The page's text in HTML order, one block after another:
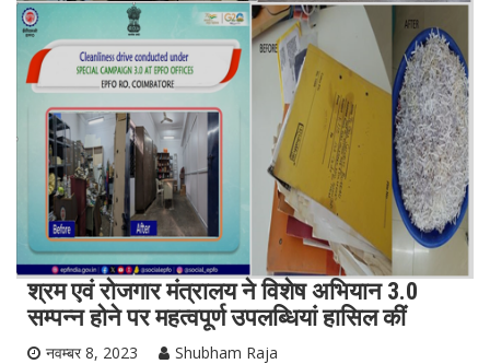
श्रम एवं रोजगार मंत्रालय ने विशेष अभियान 3.0
सम्पन्न होने पर महत्वपूर्ण उपलब्धियां हासिल कीं
नवम्बर 8, 2023
Shubham Raja